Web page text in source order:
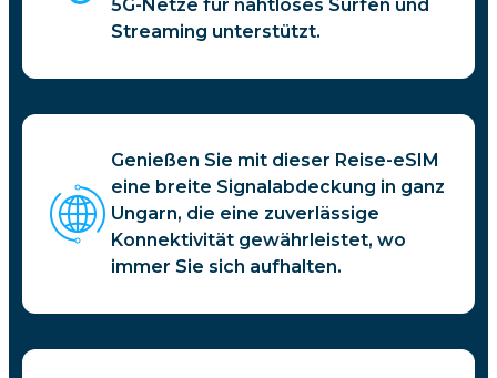
5G-Netze für nahtloses Surfen und
Streaming unterstützt.
Genießen Sie mit dieser Reise-eSIM
eine breite Signalabdeckung in ganz
Ungarn, die eine zuverlässige
Konnektivität gewährleistet, wo
immer Sie sich aufhalten.